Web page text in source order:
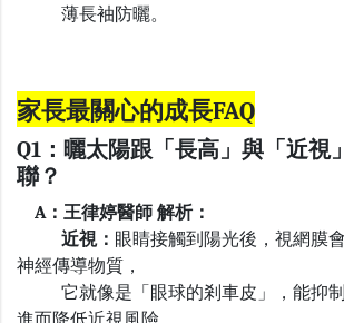
薄長袖防曬。
家長最關心的成長FAQ
Q1：曬太陽跟「長高」與「近視
聯？
A：王律婷醫師 解析：
近視： 眼睛接觸到陽光後，視網膜
神經傳導物質，
它就像是「眼球的剎車皮」，能抑制